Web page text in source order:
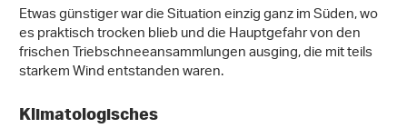
Etwas günstiger war die Situation einzig ganz im Süden, wo
es praktisch trocken blieb und die Hauptgefahr von den
frischen Triebschneeansammlungen ausging, die mit teils
starkem Wind entstanden waren.
Klimatologisches